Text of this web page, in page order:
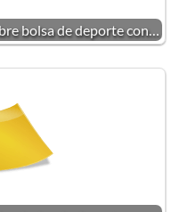
bolsa de deporte con…